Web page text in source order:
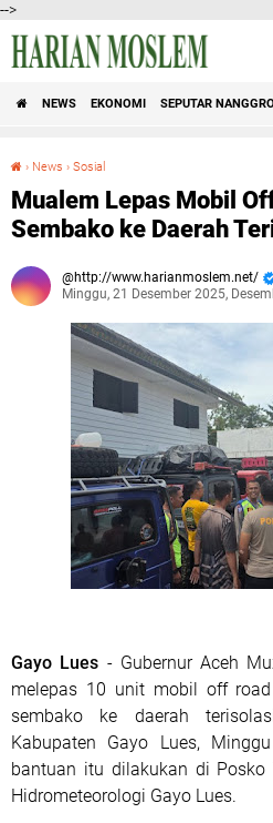
-->
NEWS EKONOMI SEPUTAR
› News › Sosial
Mualem Lepas Mobil
Sembako ke Daerah
http://www.harianmoslem.net/
Minggu, 21 Desember 2025,
Gayo Lues - Gubernur Aceh
melepas 10 unit mobil off
sembako ke daerah
Kabupaten Gayo Lues,
bantuan itu dilakukan di Posko
Hidrometeorologi Gayo Lues.